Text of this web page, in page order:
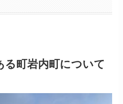
る町岩内町について